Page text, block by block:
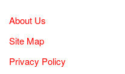
About Us
Site Map
Privacy Policy